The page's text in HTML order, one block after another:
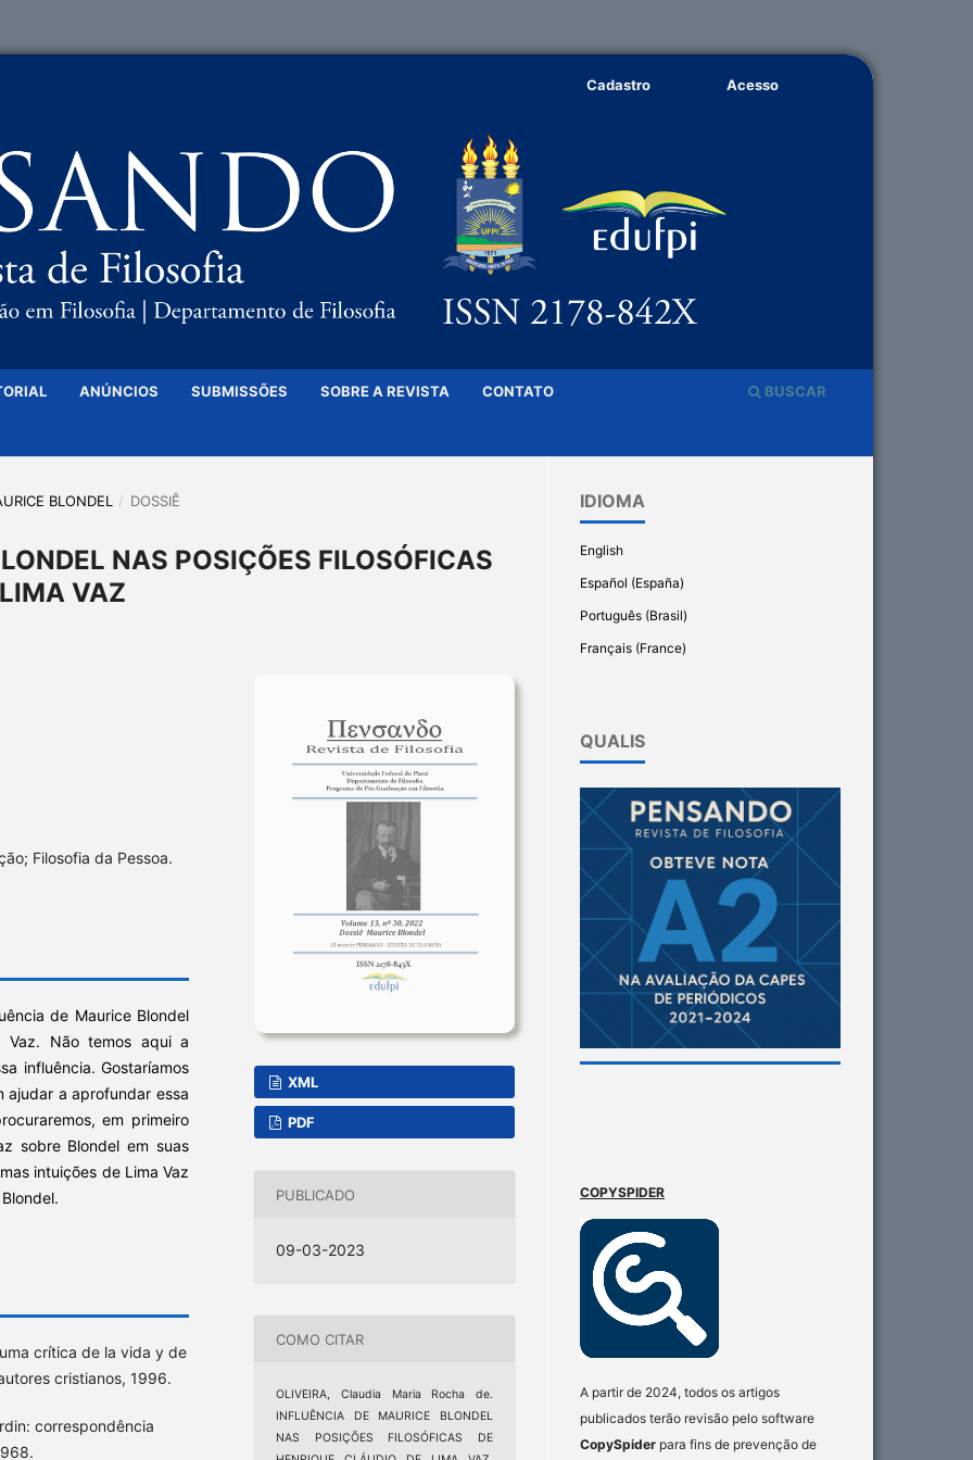
ANÚNCIOS SUBMISSÕES SOBRE A REVISTA CONTATO BUSCAR
Cadastro Acesso
BLONDEL / DOSSIÊ
NAS POSIÇÕES FILOSÓFICAS
VAZ
Filosofia da Pessoa.
de Maurice Blondel
Vaz. Não temos aqui a
influência. Gostaríamos
ajudar a aprofundar essa
em primeiro
sobre Blondel em suas
intuições de Lima Vaz
crítica de la vida y de
cristianos, 1996.
correspondência
XML
PDF
PUBLICADO
09-03-2023
COMO CITAR
OLIVEIRA, Claudia Maria Rocha de.
INFLUÊNCIA DE MAURICE BLONDEL
NAS POSIÇÕES FILOSÓFICAS DE
IDIOMA
English
Español (España)
Português (Brasil)
Français (France)
QUALIS
COPYSPIDER
A partir de 2024, todos os artigos
publicados terão revisão pelo software
CopySpider para fins de prevenção de